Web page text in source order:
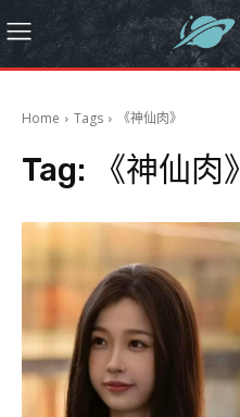
Home Tags 《神仙肉》
Tag: 《神仙肉》